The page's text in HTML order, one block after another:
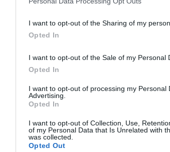
I want to opt-out of the Sharing of my
Opted In
I want to opt-out of the Sale of my Personal
Opted In
I want to opt-out of processing my Personal
Advertising.
Opted In
I want to opt-out of Collection, Use,
of my Personal Data that Is Unrelated with
was collected.
Opted Out